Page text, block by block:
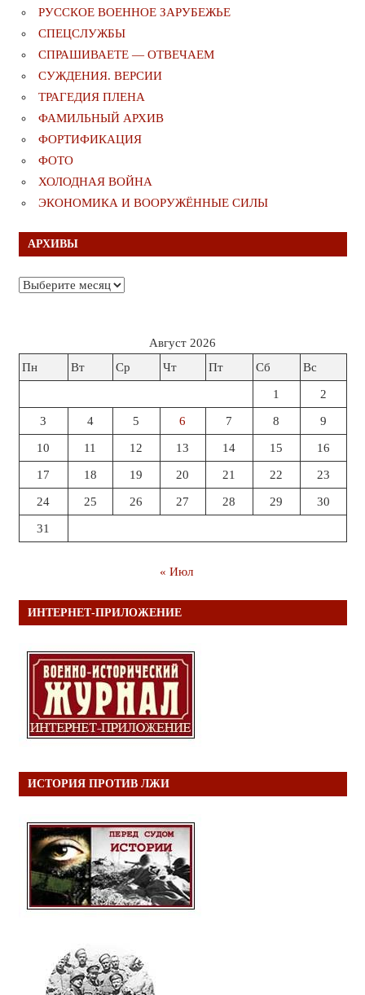
РУССКОЕ ВОЕННОЕ ЗАРУБЕЖЬЕ
СПЕЦСЛУЖБЫ
СПРАШИВАЕТЕ — ОТВЕЧАЕМ
СУЖДЕНИЯ. ВЕРСИИ
ТРАГЕДИЯ ПЛЕНА
ФАМИЛЬНЫЙ АРХИВ
ФОРТИФИКАЦИЯ
ФОТО
ХОЛОДНАЯ ВОЙНА
ЭКОНОМИКА И ВООРУЖЁННЫЕ СИЛЫ
АРХИВЫ
Архивы
Август 2026
Пн
Вт Ср Чт Пт Сб Вс
1 2
3 4 5 6 7 8 9
10 11 12 13 14 15 16
17 18 19 20 21 22 23
24 25 26 27 28 29 30
31
« Июл
ИНТЕРНЕТ-ПРИЛОЖЕНИЕ
ИСТОРИЯ ПРОТИВ ЛЖИ